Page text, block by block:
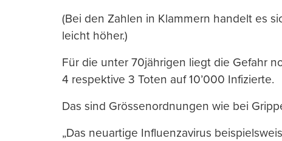
(Bei den Zahlen in Klammern handelt es
leicht höher.)
Für die unter 70jährigen liegt die Gefahr
4 respektive 3 Toten auf 10’000 Infizierte.
Das sind Grössenordnungen wie bei
„Das neuartige Influenzavirus